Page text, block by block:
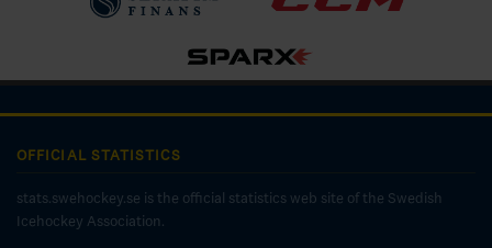
OFFICIAL STATISTICS
stats.swehockey.se is the official statistics web site of the Swedish
Icehockey Association.